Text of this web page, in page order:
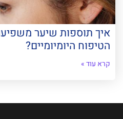
איך תוספות שיער
הטיפוח היומיומיים?
קרא עוד »